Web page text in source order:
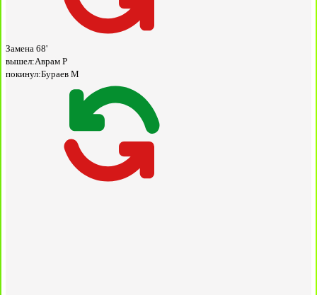
Замена 68'
вышел:Аврам Р
покинул:Бураев М